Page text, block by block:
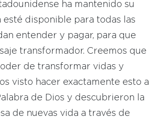
ha mantenido su
disponible para todas las
entender y pagar, para que
transformador. Creemos que
de transformar vidas y
visto hacer exactamente esto a
de Dios y descubrieron la
de nuevas vida a través de